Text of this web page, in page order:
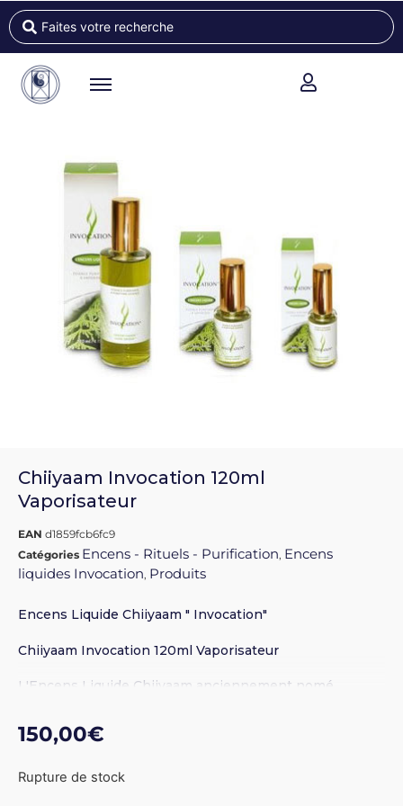
Chiiyaam Invocation 120ml
Vaporisateur
EAN d1859fcb6fc9
Catégories Encens - Rituels - Purification, Encens
liquides Invocation, Produits
Encens Liquide Chiiyaam " Invocation"
Chiiyaam Invocation 120ml Vaporisateur
L'Encens Liquide Chiiyaam anciennement nomé
que les encens traditionnels mais sans les
purification instantanée de l'ambiance, apportant d'une
150,00€
Rupture de stock